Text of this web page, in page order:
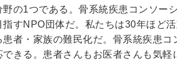
野の1つである。骨系統疾患コンソー
指すNPO団体だ。私たちは30年ほど
患者・家族の難民化だ。骨系統疾患
できる。患者さんもお医者さんも気軽